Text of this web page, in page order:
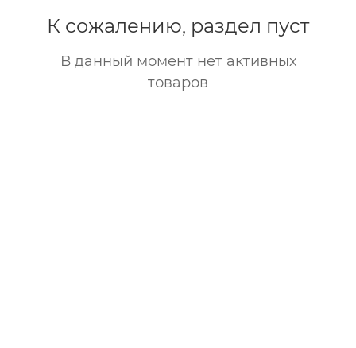
К сожалению, раздел пуст
В данный момент нет активных
товаров